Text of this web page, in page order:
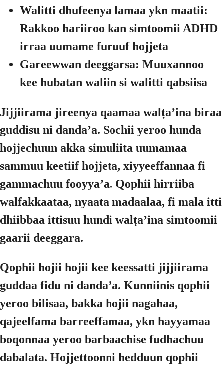
Walitti dhufeenya lamaa ykn maatii:
Rakkoo hariiroo kan simtoomii ADHD
irraa uumame furuuf hojjeta
Gareewwan deeggarsa: Muuxannoo
kee hubatan waliin si walitti qabsiisa
Jijjiirama jireenya qaamaa walṭaʼina biraa
guddisu ni dandaʼa. Sochii yeroo hunda
hojjechuun akka simuliita uumamaa
sammuu keetiif hojjeta, xiyyeeffannaa fi
gammachuu fooyyaʼa. Qophii hirriiba
walfakkaataa, nyaata madaalaa, fi mala itti
dhiibbaa ittisuu hundi walṭaʼina simtoomii
gaarii deeggara.
Qophii hojii hojii kee keessatti jijjiirama
guddaa fidu ni dandaʼa. Kunniinis qophii
yeroo bilisaa, bakka hojii nagahaa,
qajeelfama barreeffamaa, ykn hayyamaa
boqonnaa yeroo barbaachise fudhachuu
dabalata. Hojjettoonni hedduun qophii